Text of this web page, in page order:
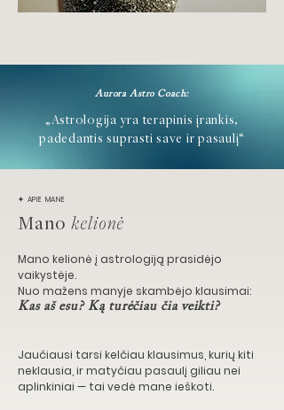
Aurora Astro Coach:
„Astrologija yra terapinis įrankis,
padedantis suprasti save ir pasaulį“
✦ APIE MANE
Mano kelionė
Mano kelionė į astrologiją prasidėjo
vaikystėje.
Nuo mažens manyje skambėjo klausimai:
Jaučiausi tarsi kelčiau klausimus, kurių kiti
neklausia, ir matyčiau pasaulį giliau nei
aplinkiniai — tai vedė mane ieškoti.
Kas aš esu? Ką turėčiau čia veikti?